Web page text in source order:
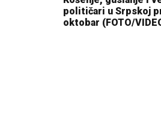
političari u Srpskoj
oktobar (FOTO/